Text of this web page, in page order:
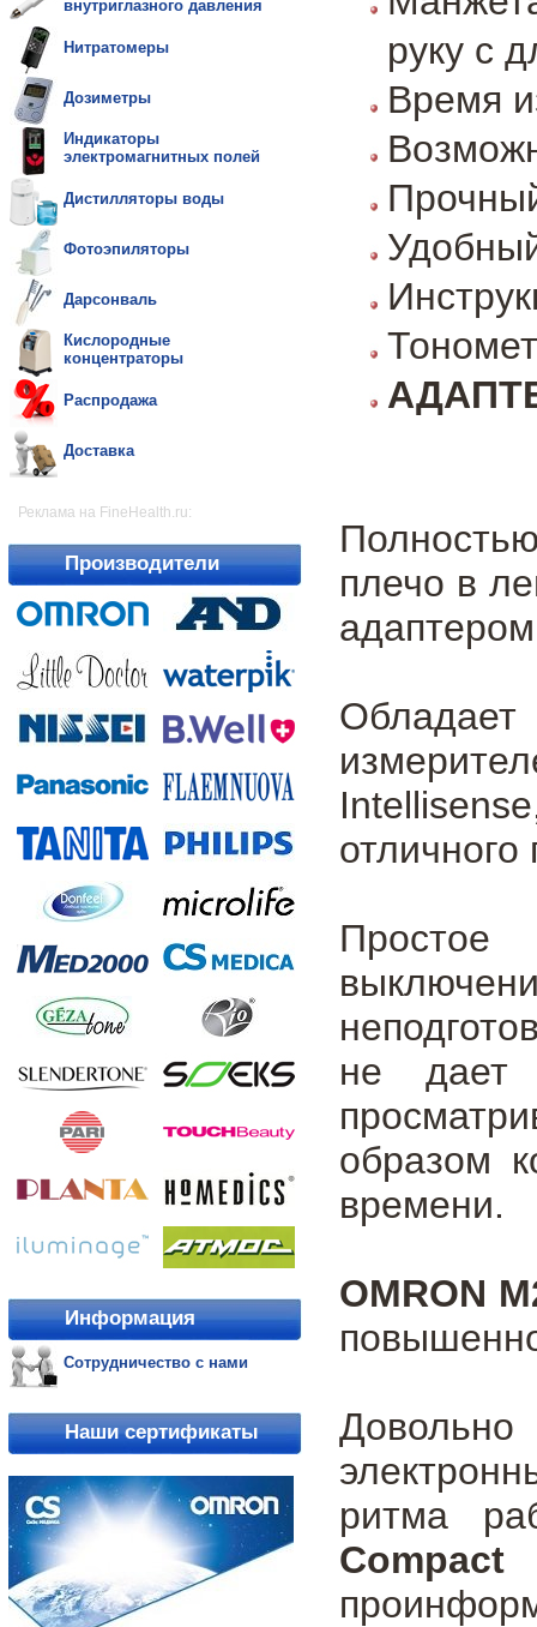
внутриглазного давления
Нитратомеры
Дозиметры
Индикаторы
электромагнитных полей
Дистилляторы воды
Фотоэпиляторы
Дарсонваль
Кислородные
концентраторы
Распродажа
Доставка
Реклама на FineHealth.ru:
Производители
Информация
Сотрудничество с нами
Наши сертификаты
руку с
Время
плечо в
не дает
образом
времени.
OMRON
ритма
Compact